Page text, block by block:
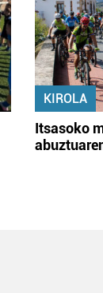
KIROLA
Itsasoko